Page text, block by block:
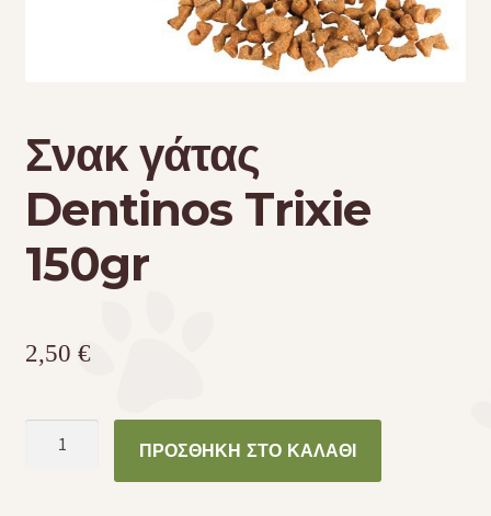
Φροντίδα – Είδη Υγιεινής
Σνακ γάτας
Dentinos Trixie
150gr
2,50 €
ΠΡΟΣΘΉΚΗ ΣΤΟ ΚΑΛΆΘΙ